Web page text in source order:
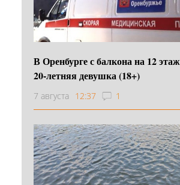
В Оренбурге с балкона на 12
20-летняя девушка (18+)
7 августа 12:37 1